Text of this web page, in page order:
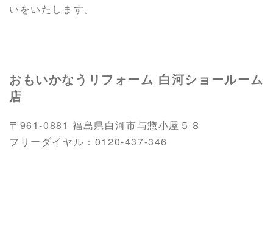
いをいたします。
おもいかなうリフォーム 白河ショールーム
店
〒961-0881 福島県白河市与惣小屋５８
フリーダイヤル：0120-437-346